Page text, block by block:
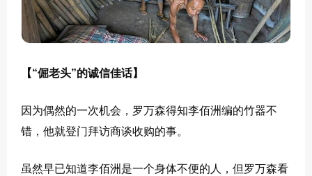
【“倔老头”的诚信佳话】
因为偶然的一次机会，罗万森得知李佰洲编的竹器不
错，他就登门拜访商谈收购的事。
虽然早已知道李佰洲是一个身体不便的人，但罗万森看